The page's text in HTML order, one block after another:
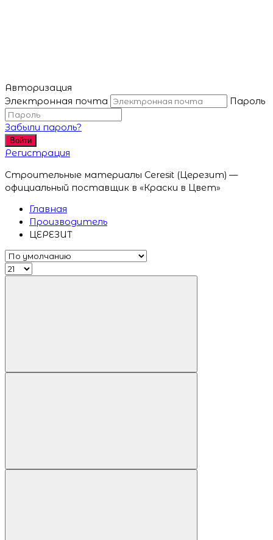
Авторизация
Электронная почта
Пароль
Забыли пароль?
Войти
Регистрация
Строительные материалы Ceresit (Церезит) —
официальный поставщик в «Краски в Цвет»
Главная
Производитель
ЦЕРЕЗИТ